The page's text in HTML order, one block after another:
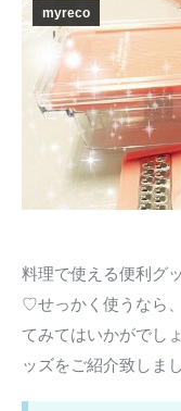
myreco
料理で使える便利グ
♡せっかく使うなら
てみてはいかがでし
ッズをご紹介致しま